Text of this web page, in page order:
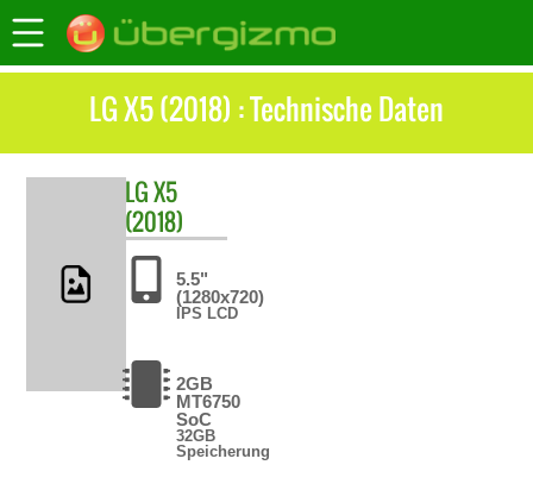
LG X5 (2018) : Technische Daten
LGX5
(2018)
5.5"
(1280x720)
IPS LCD
2GB
MT6750
SoC
32GB
Speicherung